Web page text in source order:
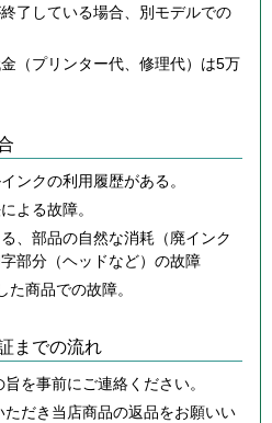
了している場合、別モデルでの
（プリンター代、修理代）は5万
ンクの利用履歴がある。
よる故障。
、部品の自然な消耗（廃インク
部分（ヘッドなど）の故障
た商品での故障。
までの流れ
を事前にご連絡ください。
だき当店商品の返品をお願いい